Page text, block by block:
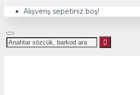
Alışveriş sepetiniz boş!